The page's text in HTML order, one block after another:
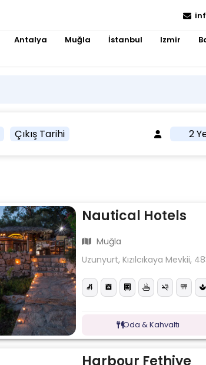
Antalya Muğla İstanbul Izmir
Çıkış Tarihi 2
Nautical Hotels
Muğla
Uzunyurt, Kızılcıkaya
Oda & Kahvaltı
Harbour Fethiye